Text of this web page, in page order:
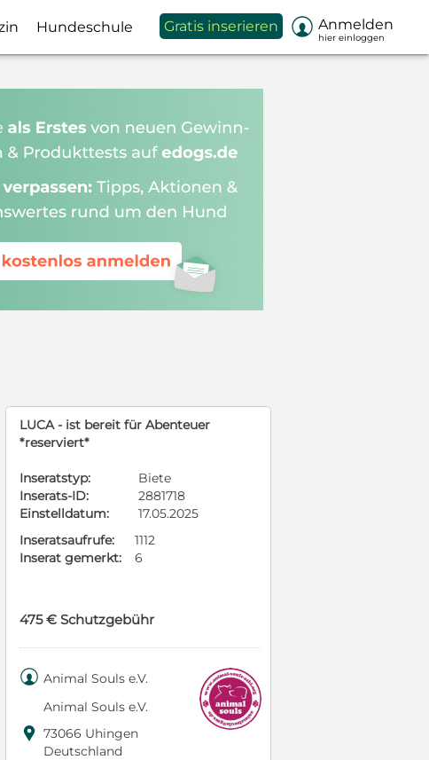
Hundeschule Gratis inserieren  Anmelden
hier einloggen
LUCA - ist bereit für Abenteuer
*reserviert*
Inseratstyp:
Biete
Inserats-ID:
2881718
Einstelldatum:
17.05.2025
Inseratsaufrufe:
1112
Inserat gemerkt:
6
475 € Schutzgebühr
 Animal Souls e.V.
Animal Souls e.V.
 73066 Uhingen
Deutschland